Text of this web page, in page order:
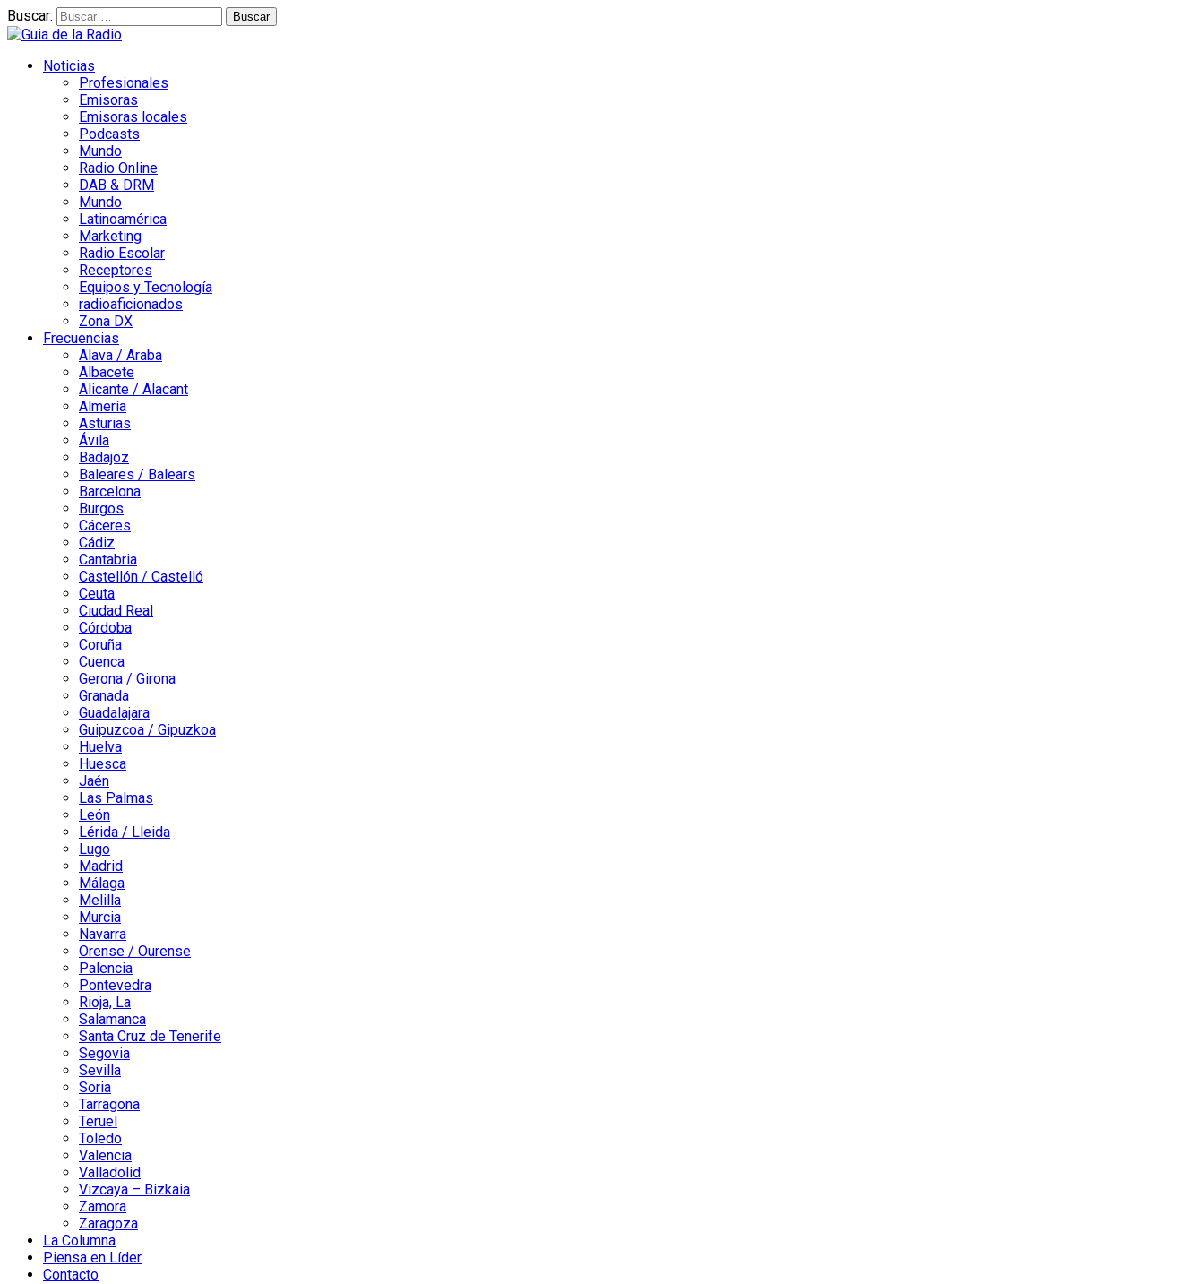
Buscar:
Noticias
Profesionales
Emisoras
Emisoras locales
Podcasts
Mundo
Radio Online
DAB & DRM
Mundo
Latinoamérica
Marketing
Radio Escolar
Receptores
Equipos y Tecnología
radioaficionados
Zona DX
Frecuencias
Alava / Araba
Albacete
Alicante / Alacant
Almería
Asturias
Ávila
Badajoz
Baleares / Balears
Barcelona
Burgos
Cáceres
Cádiz
Cantabria
Castellón / Castelló
Ceuta
Ciudad Real
Córdoba
Coruña
Cuenca
Gerona / Girona
Granada
Guadalajara
Guipuzcoa / Gipuzkoa
Huelva
Huesca
Jaén
Las Palmas
León
Lérida / Lleida
Lugo
Madrid
Málaga
Melilla
Murcia
Navarra
Orense / Ourense
Palencia
Pontevedra
Rioja, La
Salamanca
Santa Cruz de Tenerife
Segovia
Sevilla
Soria
Tarragona
Teruel
Toledo
Valencia
Valladolid
Vizcaya – Bizkaia
Zamora
Zaragoza
La Columna
Piensa en Líder
Contacto